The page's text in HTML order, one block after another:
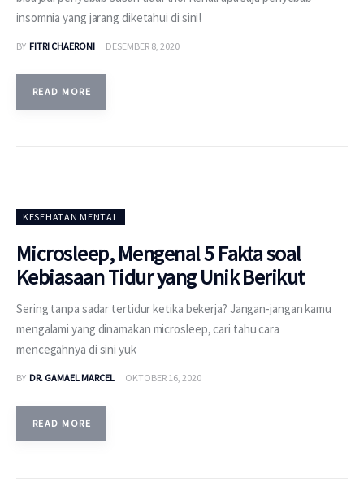
insomnia yang jarang diketahui di sini!
BY FITRI CHAERONI DESEMBER 8, 2020
READ MORE
KESEHATAN MENTAL
Microsleep, Mengenal 5 Fakta soal
Kebiasaan Tidur yang Unik Berikut
Sering tanpa sadar tertidur ketika bekerja? Jangan-jangan kamu
mengalami yang dinamakan microsleep, cari tahu cara
mencegahnya di sini yuk
BY DR. GAMAEL MARCEL OKTOBER 16, 2020
READ MORE